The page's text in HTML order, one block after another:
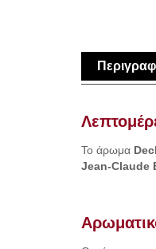
Το άρωμα
Jean-Claude